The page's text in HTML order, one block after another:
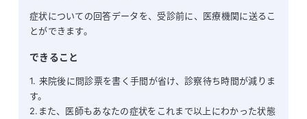
症状についての回答データを、受診前に、医療機関に送るこ
とができます。
できること
1. 来院後に問診票を書く手間が省け、診察待ち時間が減りま
す。
2.また、医師もあなたの症状をこれまで以上にわかった状態